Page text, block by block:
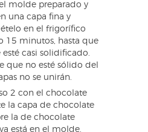
molde preparado y
una capa fina y
en el frigorífico
15 minutos, hasta que
casi solidificado.
que no esté sólido del
no se unirán.
2 con el chocolate
la capa de chocolate
la de chocolate
está en el molde.